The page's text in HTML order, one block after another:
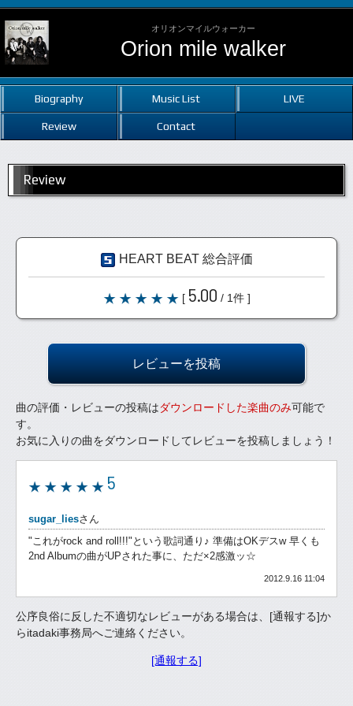
オリオンマイルウォーカー
Orion mile walker
Biography Music List LIVE
Review Contact
Review
HEART BEAT 総合評価
[ 5.00 / 1件 ]
レビューを投稿
曲の評価・レビューの投稿はダウンロードした楽曲のみ可能で
す。
お気に入りの曲をダウンロードしてレビューを投稿しましょう！
5
sugar_liesさん
"これがrock and roll!!!"という歌詞通り♪ 準備はOKデスw 早くも
2nd Albumの曲がUPされた事に、ただ×2感激ッ☆
2012.9.16 11:04
公序良俗に反した不適切なレビューがある場合は、[通報する]か
らitadaki事務局へご連絡ください。
[通報する]